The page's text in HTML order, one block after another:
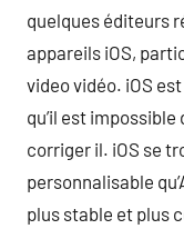
quelques éditeurs
appareils iOS,
video vidéo. iOS
qu’il est
corriger il. iOS se
personnalisable
plus stable et plus